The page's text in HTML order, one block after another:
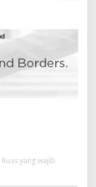
Ruas yang wajib